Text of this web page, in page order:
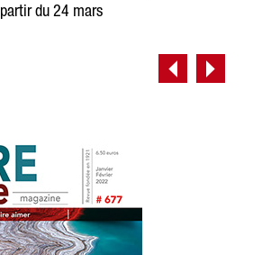
partir du 24 mars